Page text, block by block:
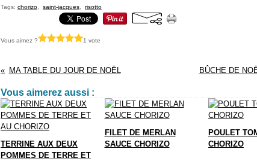
Tags: chorizo saint-jacques risotto
Vous aimez ? 1 vote
MA TABLE DU JOUR DE NOËL BÛCHE DE
Vous aimerez aussi :
TERRINE AUX DEUX
POMMES DE TERRE ET
FILET DE MERLAN
SAUCE CHORIZO
POULET
CHORIZO